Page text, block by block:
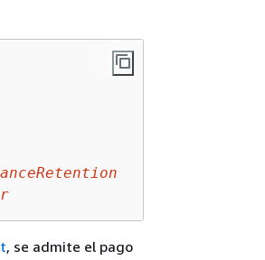
, se admite el pago